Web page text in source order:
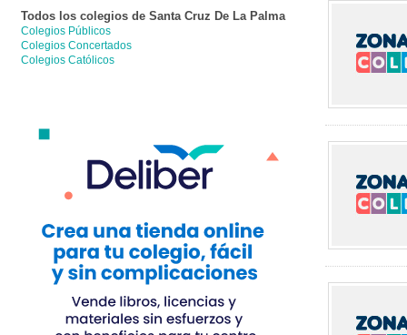
Todos los colegios de Santa Cruz De La Palma
Colegios Públicos
Colegios Concertados
Colegios Católicos